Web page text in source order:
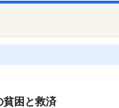
貧困と救済